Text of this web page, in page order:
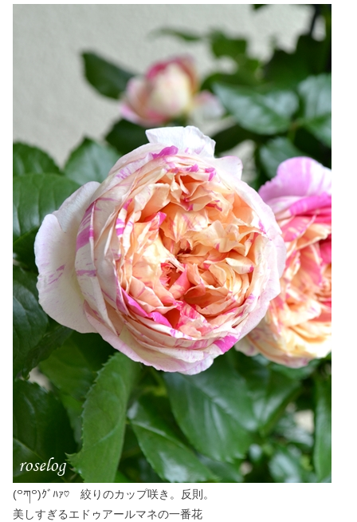
(꒪ཀ꒪)ｸﾞﾊｧ♡ 絞りのカップ咲き。反則。
美しすぎるエドゥアールマネの一番花